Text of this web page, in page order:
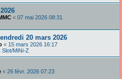
« 07 mai 2026 08:31
20 mars 2026
« 15 mars 2026 16:17
MiNi-Z
« 26 févr. 2026 07:23